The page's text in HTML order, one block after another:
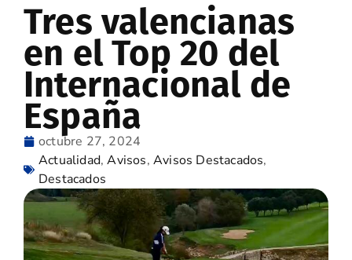
Tres valencianas
en el Top 20 del
Internacional de
España
octubre 27, 2024
Actualidad,Avisos,Avisos Destacados,
Destacados